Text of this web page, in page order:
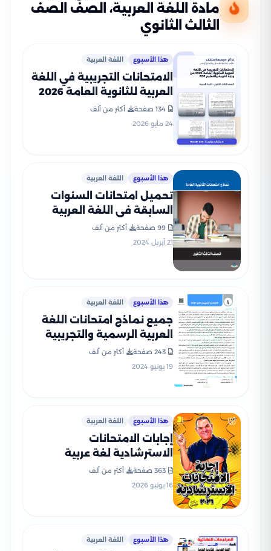
مادة اللغة العربية، الصف الصف
الثالث الثانوي
هذا الأسبوع اللغة العربية
الامتحانات التجريبية في اللغة
العربية للثانوية العامة 2026
من وزارة التربية والتعليم PDF
134 صفحة
أكثر من ألف
24 مايو 2026
هذا الأسبوع اللغة العربية
تحميل امتحانات السنوات
السابقة في اللغة العربية
للثانوية العامة (هدية كتاب
كيان)
99 صفحة
أكثر من ألف
21 أبريل 2024
هذا الأسبوع اللغة العربية
جميع نماذج امتحانات اللغة
العربية الرسمية والتجريبية
2025) بصيغة PDF
243 صفحة
أكثر من ألف
19 يونيو 2024
هذا الأسبوع اللغة العربية
إجابات الامتحانات
الاسترشادية لغة عربية
إعداد الأستاذ رضا الفاروق
363 صفحة
أكثر من ألف
16 يونيو 2026
هذا الأسبوع اللغة العربية